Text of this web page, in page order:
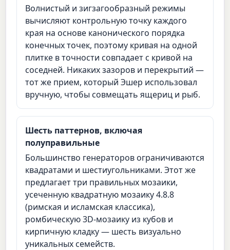
Волнистый и зигзагообразный режимы
вычисляют контрольную точку каждого
края на основе канонического порядка
конечных точек, поэтому кривая на одной
плитке в точности совпадает с кривой на
соседней. Никаких зазоров и перекрытий —
тот же прием, который Эшер использовал
вручную, чтобы совмещать ящериц и рыб.
Шесть паттернов, включая
полуправильные
Большинство генераторов ограничиваются
квадратами и шестиугольниками. Этот же
предлагает три правильных мозаики,
усеченную квадратную мозаику 4.8.8
(римская и исламская классика),
ромбическую 3D-мозаику из кубов и
кирпичную кладку — шесть визуально
уникальных семейств.